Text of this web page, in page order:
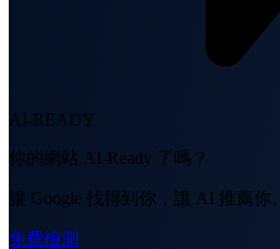
AI-READY
你的網站 AI-Ready 了嗎？
讓 Google 找得到你，讓 AI 推薦你。
免費檢測